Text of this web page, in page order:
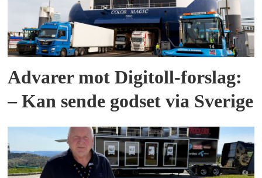
Advarer mot Digitoll-forslag:
– Kan sende godset via Sverige